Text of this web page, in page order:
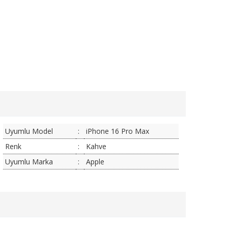
Uyumlu Model :
iPhone 16 Pro Max
Renk
:
Kahve
Uyumlu Marka
: Apple